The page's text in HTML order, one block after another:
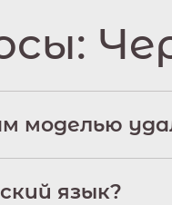
моделью
язык?